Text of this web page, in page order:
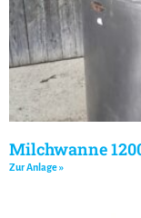
Milchwanne
Zur Anlage »